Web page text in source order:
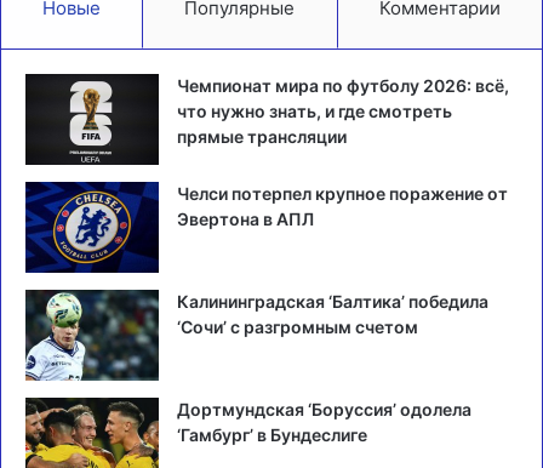
Новые Популярные Комментарии
Чемпионат мира по футболу 2026: всё,
что нужно знать, и где смотреть
прямые трансляции
Челси потерпел крупное поражение от
Эвертона в АПЛ
Калининградская ‘Балтика’ победила
‘Сочи’ с разгромным счетом
Дортмундская ‘Боруссия’ одолела
‘Гамбург’ в Бундеслиге